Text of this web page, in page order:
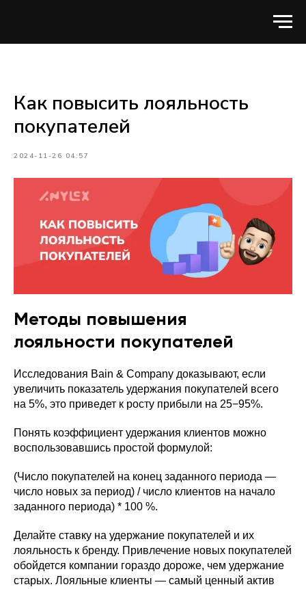
Как повысить лояльность
покупателей
2024-11-26 04:57
Методы повышения
лояльности покупателей
Исследования Bain & Company доказывают, если
увеличить показатель удержания покупателей всего
на 5%, это приведет к росту прибыли на 25−95%.
Понять коэффициент удержания клиентов можно
воспользовавшись простой формулой:
(Число покупателей на конец заданного периода —
число новых за период) / число клиентов на начало
заданного периода) * 100 %.
Делайте ставку на удержание покупателей и их
лояльность к бренду. Привлечение новых покупателей
обойдется компании гораздо дороже, чем удержание
старых. Лояльные клиенты — самый ценный актив